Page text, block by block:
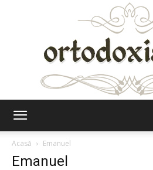
Acasă
Emanuel
Emanuel